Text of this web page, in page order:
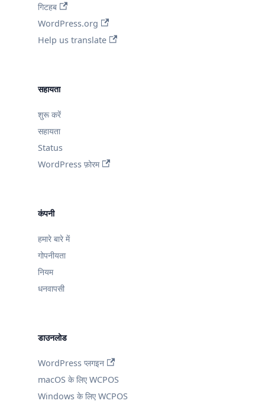
गिटहब
WordPress.org
Help us translate
सहायता
शुरू करें
सहायता
Status
WordPress फ़ोरम
कंपनी
हमारे बारे में
गोपनीयता
नियम
धनवापसी
डाउनलोड
WordPress प्लगइन
macOS के लिए WCPOS
Windows के लिए WCPOS